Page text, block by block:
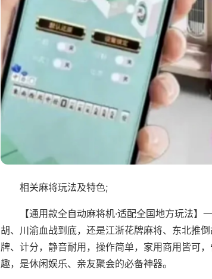
相关麻将玩法及特色;
【通用款全自动麻将机·适配全国地方玩法
胡、川渝血战到底，还是江浙花牌麻将、东北推
牌、计分，静音耐用，操作简单，家用商用皆可
趣，是休闲娱乐、亲友聚会的必备神器。